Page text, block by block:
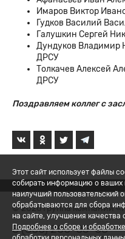
Имаров Виктор
Гудков Василий
Галушкин Сергей
Дундуков Владимир
ДРСУ
Толкачев Алексей
ДРСУ
Поздравляем коллег с
© 2026 Группа компаний
8 (800) 200-05-06
Этот сайт использует файлы
собирать информацию о ваших
наилучший пользовательский
обрабатываются для сбора
на сайте, улучшения качества
Подробнее о сборе и